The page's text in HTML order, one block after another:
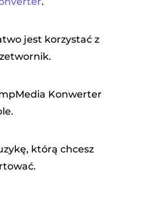
jest korzystać z
Konwerter
którą chcesz